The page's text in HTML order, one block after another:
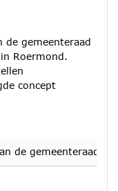
de gemeenteraad
Roermond.
concept
de gemeenteraad